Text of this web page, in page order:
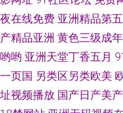
夜在线免费 亚洲精品第
产精品亚洲 黄色三级成年
哟哟 亚洲天堂丁香五月
一页国 另类区另类欧美
址视频播放 国产日产美